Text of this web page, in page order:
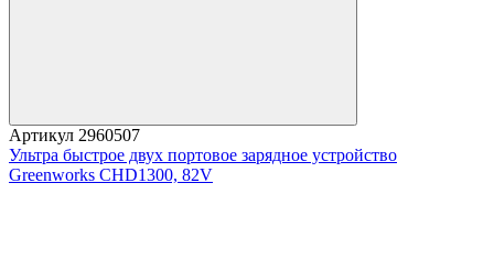
Артикул 2960507
Ультра быстрое двух портовое зарядное устройство
Greenworks CHD1300, 82V